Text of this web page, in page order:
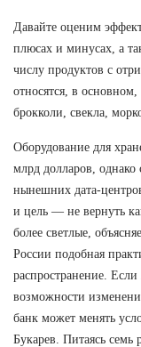
Давайте оценим
плюсах и минусах, а
числу продуктов с
относятся, в
брокколи, свекла,
Оборудование для
млрд долларов, однако
нынешних дата-
и цель — не вернуть
более светлые,
России подобная
распространение.
возможности
банк может менять
Букарев. Питаясь семь